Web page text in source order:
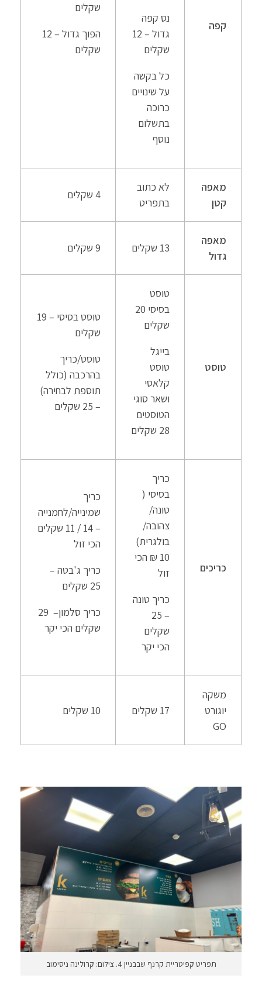
קפה
נס קפה
גדול – 12
שקלים
כל בקשה
על שינויים
כרוכה
בתשלום
נוסף
שקלים
הפוך גדול – 12
שקלים
מאפה
קטן
לא כתוב
בתפריט
4 שקלים
מאפה
גדול
13 שקלים 9 שקלים
טוסט
טוסט
בסיסי 20
שקלים
בייגל
טוסט
קלאסי
ושאר סוגי
הטוסטים
28 שקלים
טוסט בסיסי – 19
שקלים
טוסט/כריך
בהרכבה (כולל
תוספת לבחירה)
– 25 שקלים
כריכים
כריך
בסיסי (
טונה/
צהובה/
בולגרית)
10 ₪ הכי
זול
כריך טונה
– 25
שקלים
הכי יקר
כריך
שמינייה/לחמנייה
– 14 / 11 שקלים
הכי זול
כריך ג'בטה –
25 שקלים
כריך סלמון– 29
שקלים הכי יקר
משקה
יוגורט
GO
17 שקלים 10 שקלים
תפריט קפיטריית קרנף שבבניין 4. צילום: קרולינה ניסימוב